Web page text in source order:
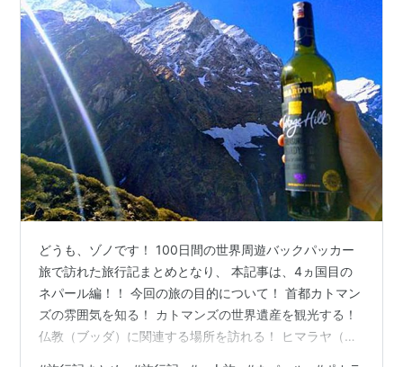
どうも、ゾノです！ 100日間の世界周遊バックパッカー
旅で訪れた旅行記まとめとなり、 本記事は、4ヵ国目の
ネパール編！！ 今回の旅の目的について！ 首都カトマン
ズの雰囲気を知る！ カトマンズの世界遺産を観光する！
仏教（ブッダ）に関連する場所を訪れる！ ヒマラヤ（チ